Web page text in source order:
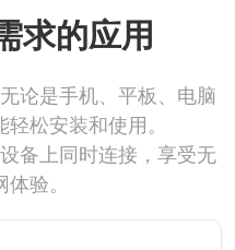
求的应用
论是手机、平板、电脑
松安装和使用。
备上同时连接，享受无
验。